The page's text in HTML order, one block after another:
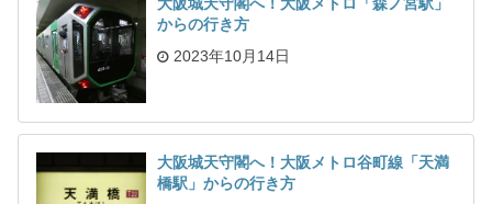
大阪城天守閣へ！大阪メトロ「森ノ宮駅」
からの行き方
2023年10月14日
大阪城天守閣へ！大阪メトロ谷町線「天満
橋駅」からの行き方